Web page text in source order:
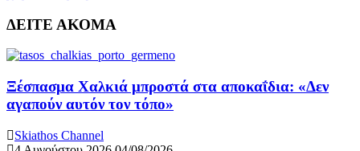
ΔΕΙΤΕ ΑΚΟΜΑ
Ξέσπασμα Χαλκιά μπροστά στα αποκαΐδια: «Δεν
αγαπούν αυτόν τον τόπο»
Skiathos Channel